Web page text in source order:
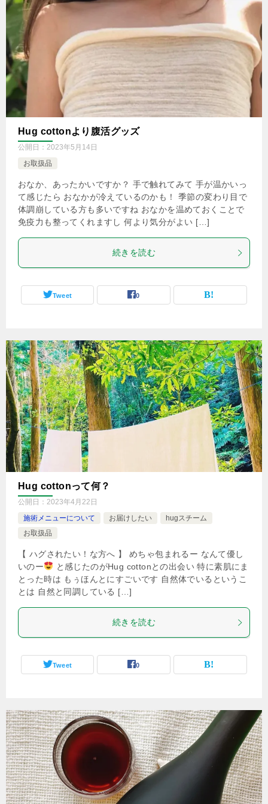
Hug cottonより腹活グッズ
公開日： 2023年5月14日
お取扱品
おなか、あったかいですか？ 手で触れてみて 手が温かいっ
て感じたら おなかが冷えているのかも！ 季節の変わり目で
体調崩している方も多いですね おなかを温めておくことで
免疫力も整ってくれますし 何より気分がよい […]
続きを読む
Tweet 0
Hug cottonって何？
公開日： 2023年4月22日
施術メニューについて
お届けしたい
hugスチーム
お取扱品
【 ハグされたい！な方へ 】 めちゃ包まれるー なんて優し
いのー
と感じたのがHug cottonとの出会い 特に素肌にま
とった時は もぅほんとにすごいです 自然体でいるというこ
とは 自然と同調している […]
続きを読む
Tweet 0